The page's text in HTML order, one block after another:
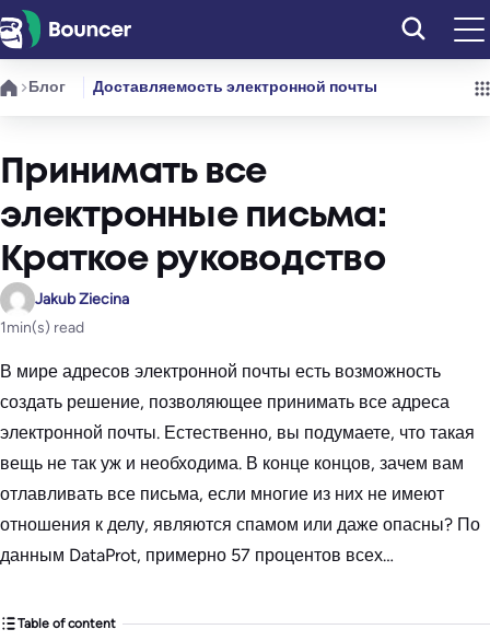
Перейти
к
содержимому
Блог Доставляемость электронной почты
Принимать все
электронные письма:
Краткое руководство
Jakub Ziecina
1min(s) read
В мире адресов электронной почты есть возможность
создать решение, позволяющее принимать все адреса
электронной почты. Естественно, вы подумаете, что такая
вещь не так уж и необходима. В конце концов, зачем вам
отлавливать все письма, если многие из них не имеют
отношения к делу, являются спамом или даже опасны? По
данным DataProt, примерно 57 процентов всех…
Table of content